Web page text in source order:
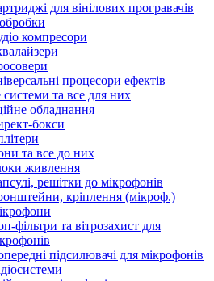
для вінілових програвачів
компресори
процесори ефектів
системи та все для них
обладнання
бокси
та все до них
живлення
решітки до мікрофонів
кріплення (мікроф.)
фільтри та вітрозахист для
підсилювачі для мікрофонів